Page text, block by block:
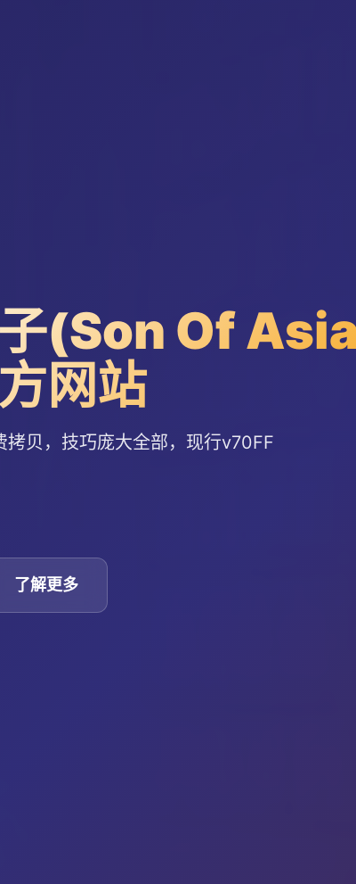
(Son Of
网站
拷贝，技巧庞大全部，现行v70FF
了解更多